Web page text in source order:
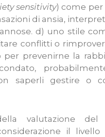
sensitivity) come
di ansia,
d) uno stile
conflitti o
per prevenirne la
saperli gestire o
valutazione del
il